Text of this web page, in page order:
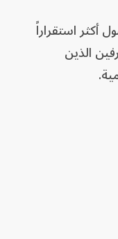
استقراراً
الذين